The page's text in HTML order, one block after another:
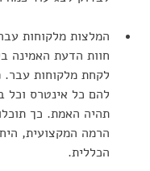
המלצות מלקוחות
חוות הדעת האמינה
לקחת מלקוחות
להם כל אינטרס וכל
תהיה האמת. כך
הרמה המקצועית,
הכללית.